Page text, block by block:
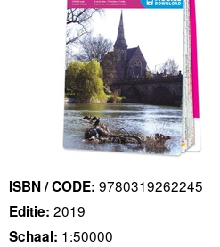
ISBN / CODE: 9780319262245
Editie: 2019
Schaal: 1:50000